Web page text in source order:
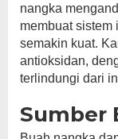
nangka
membuat sistem
semakin kuat.
antioksidan,
terlindungi dari
Sumber